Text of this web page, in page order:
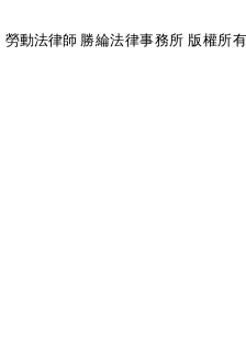
勞動法律師​ 勝綸法律事務所 版權所